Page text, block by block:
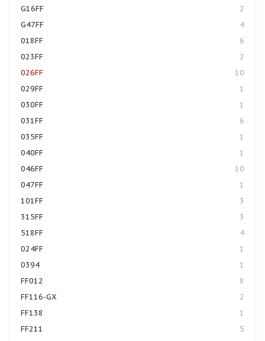
G16FF
2
G47FF
4
018FF
6
023FF
2
026FF
10
029FF
1
030FF
1
031FF
6
035FF
1
040FF
1
046FF
10
047FF
1
101FF
3
315FF
3
518FF
4
024FF
1
0394
1
FF012
8
FF116-GX
2
FF138
1
FF211
5